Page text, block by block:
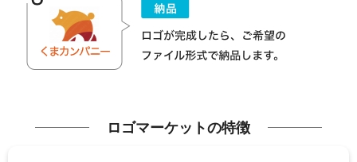
ロゴマーケットの特徴